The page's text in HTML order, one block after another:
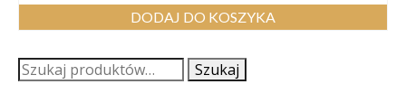
DODAJ DO KOSZYKA
Szukaj: Szukaj